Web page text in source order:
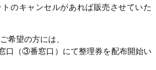
のキャンセルがあれば販売させていた
希望の方には、
口（③番窓口）にて整理券を配布開始い